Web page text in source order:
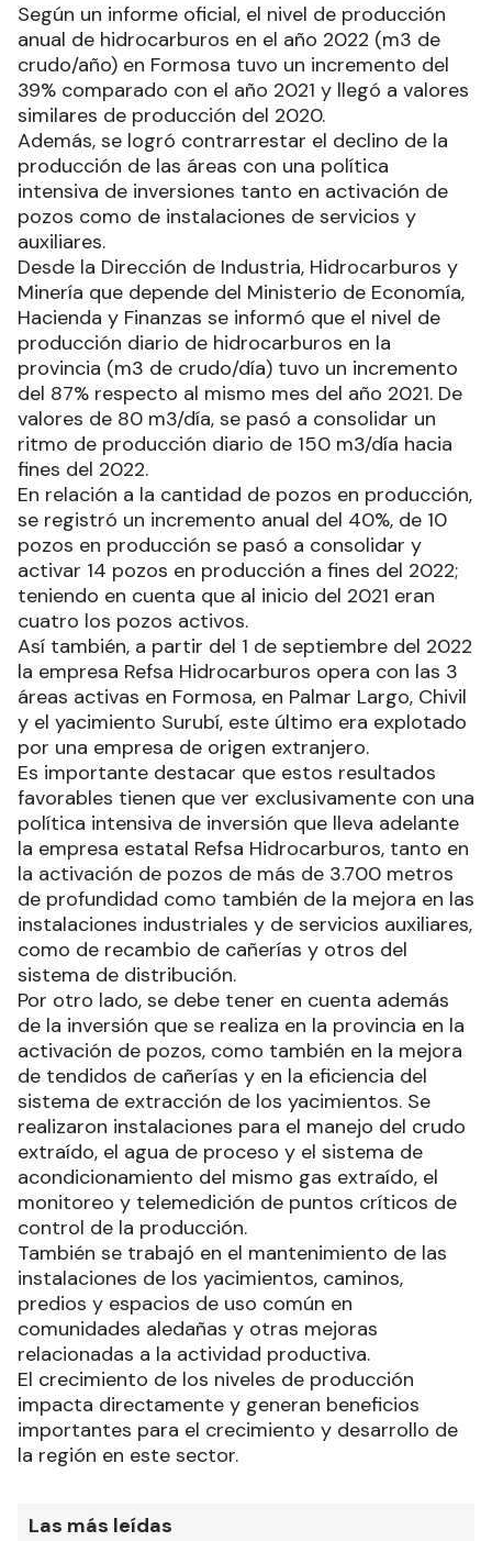
Según un informe oficial, el nivel de producción
anual de hidrocarburos en el año 2022 (m3 de
crudo/año) en Formosa tuvo un incremento del
39% comparado con el año 2021 y llegó a valores
similares de producción del 2020.
Además, se logró contrarrestar el declino de la
producción de las áreas con una política
intensiva de inversiones tanto en activación de
pozos como de instalaciones de servicios y
auxiliares.
Desde la Dirección de Industria, Hidrocarburos y
Minería que depende del Ministerio de Economía,
Hacienda y Finanzas se informó que el nivel de
producción diario de hidrocarburos en la
provincia (m3 de crudo/día) tuvo un incremento
del 87% respecto al mismo mes del año 2021. De
valores de 80 m3/día, se pasó a consolidar un
ritmo de producción diario de 150 m3/día hacia
fines del 2022.
En relación a la cantidad de pozos en producción,
se registró un incremento anual del 40%, de 10
pozos en producción se pasó a consolidar y
activar 14 pozos en producción a fines del 2022;
teniendo en cuenta que al inicio del 2021 eran
cuatro los pozos activos.
Así también, a partir del 1 de septiembre del 2022
la empresa Refsa Hidrocarburos opera con las 3
áreas activas en Formosa, en Palmar Largo, Chivil
y el yacimiento Surubí, este último era explotado
por una empresa de origen extranjero.
Es importante destacar que estos resultados
favorables tienen que ver exclusivamente con una
política intensiva de inversión que lleva adelante
la empresa estatal Refsa Hidrocarburos, tanto en
la activación de pozos de más de 3.700 metros
de profundidad como también de la mejora en las
instalaciones industriales y de servicios auxiliares,
como de recambio de cañerías y otros del
sistema de distribución.
Por otro lado, se debe tener en cuenta además
de la inversión que se realiza en la provincia en la
activación de pozos, como también en la mejora
de tendidos de cañerías y en la eficiencia del
sistema de extracción de los yacimientos. Se
realizaron instalaciones para el manejo del crudo
extraído, el agua de proceso y el sistema de
acondicionamiento del mismo gas extraído, el
monitoreo y telemedición de puntos críticos de
control de la producción.
También se trabajó en el mantenimiento de las
instalaciones de los yacimientos, caminos,
predios y espacios de uso común en
comunidades aledañas y otras mejoras
relacionadas a la actividad productiva.
El crecimiento de los niveles de producción
impacta directamente y generan beneficios
importantes para el crecimiento y desarrollo de
la región en este sector.
Las más leídas